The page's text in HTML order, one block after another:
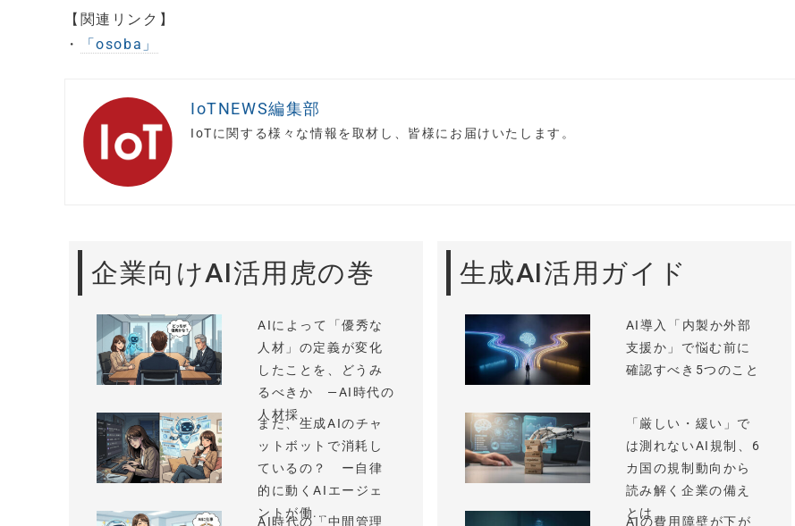
【関連リンク】
・
「osoba」
IoTNEWS編集部
IoTに関する様々な情報を取材し、皆様にお届けいたします。
企業向けAI活用虎の巻
AIによって「優秀な
人材」の定義が変化
したことを、どうみ
るべきか —AI時代の
人材採...
まだ、生成AIのチャ
ットボットで消耗し
ているの？ ー自律
的に動くAIエージェ
ントが働...
AI時代の「中間管理
生成AI活用ガイド
AI導入「内製か外部
支援か」で悩む前に
確認すべき5つのこと
「厳しい・緩い」で
は測れないAI規制、6
カ国の規制動向から
読み解く企業の備え
とは
AIの費用障壁が下が